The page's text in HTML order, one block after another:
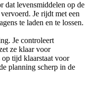
dat levensmiddelen op de
Je rijdt met een
te laden en te lossen.
Je controleert
ze klaar voor
tijd klaarstaat voor
planning scherp in de